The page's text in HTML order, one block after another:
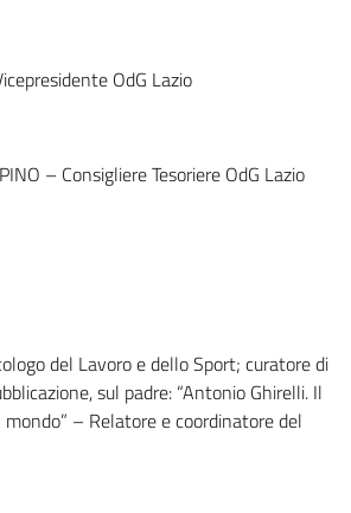
OdG Lazio
– Consigliere Tesoriere OdG Lazio
del Lavoro e dello Sport; curatore di
sul padre: “Antonio Ghirelli. Il
– Relatore e coordinatore del